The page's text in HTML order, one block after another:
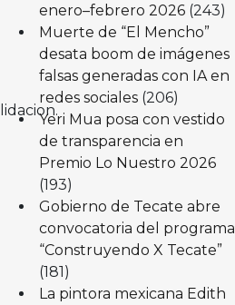
enero–febrero 2026 (243)
Muerte de “El Mencho”
desata boom de imágenes
falsas generadas con IA en
redes sociales (206)
Yeri Mua posa con vestido
de transparencia en
Premio Lo Nuestro 2026
(193)
Gobierno de Tecate abre
convocatoria del programa
“Construyendo X Tecate”
(181)
La pintora mexicana Edith